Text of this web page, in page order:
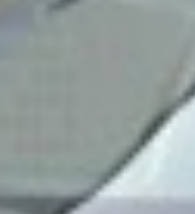
Souhlasím se
Přihlášení k odběru
Vždy vyčkejte na
Pole označená * jsou